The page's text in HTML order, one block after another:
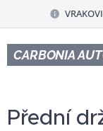
CARBONIA
Přední